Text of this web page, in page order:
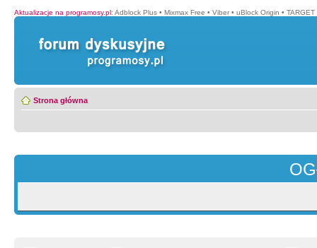
Aktualizacje na programosy.pl: Adblock Plus • Mixmax Free • Viber • uBlock Origin •
Strona główna